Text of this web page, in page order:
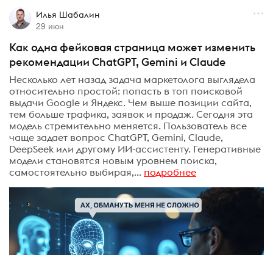
Илья Шабалин
29 июн
Как одна фейковая страница может изменить
рекомендации ChatGPT, Gemini и Claude
Несколько лет назад задача маркетолога выглядела
относительно простой: попасть в топ поисковой
выдачи Google и Яндекс. Чем выше позиции сайта,
тем больше трафика, заявок и продаж. Сегодня эта
модель стремительно меняется. Пользователь все
чаще задает вопрос ChatGPT, Gemini, Claude,
DeepSeek или другому ИИ-ассистенту. Генеративные
модели становятся новым уровнем поиска,
самостоятельно выбирая,... подробнее